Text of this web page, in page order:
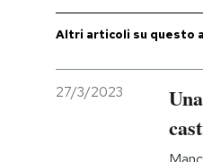
Altri articoli su questo
27/3/2023